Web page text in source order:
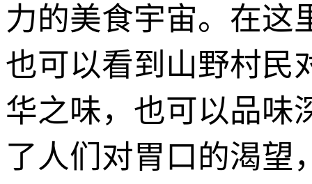
力的美食宇宙。在这
也可以看到山野村民
华之味，也可以品味
了人们对胃口的渴望